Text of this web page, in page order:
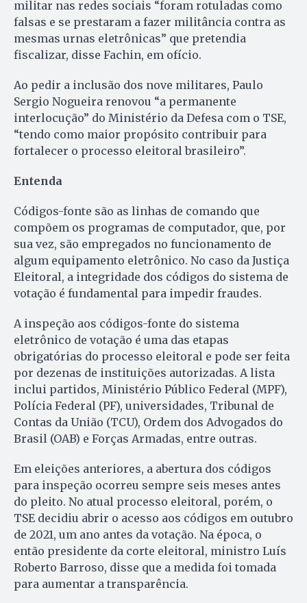
militar nas redes sociais “foram rotuladas como
falsas e se prestaram a fazer militância contra as
mesmas urnas eletrônicas” que pretendia
fiscalizar, disse Fachin, em ofício.
Ao pedir a inclusão dos nove militares, Paulo
Sergio Nogueira renovou “a permanente
interlocução” do Ministério da Defesa com o TSE,
“tendo como maior propósito contribuir para
fortalecer o processo eleitoral brasileiro”.
Entenda
Códigos-fonte são as linhas de comando que
compõem os programas de computador, que, por
sua vez, são empregados no funcionamento de
algum equipamento eletrônico. No caso da Justiça
Eleitoral, a integridade dos códigos do sistema de
votação é fundamental para impedir fraudes.
A inspeção aos códigos-fonte do sistema
eletrônico de votação é uma das etapas
obrigatórias do processo eleitoral e pode ser feita
por dezenas de instituições autorizadas. A lista
inclui partidos, Ministério Público Federal (MPF),
Polícia Federal (PF), universidades, Tribunal de
Contas da União (TCU), Ordem dos Advogados do
Brasil (OAB) e Forças Armadas, entre outras.
Em eleições anteriores, a abertura dos códigos
para inspeção ocorreu sempre seis meses antes
do pleito. No atual processo eleitoral, porém, o
TSE decidiu abrir o acesso aos códigos em outubro
de 2021, um ano antes da votação. Na época, o
então presidente da corte eleitoral, ministro Luís
Roberto Barroso, disse que a medida foi tomada
para aumentar a transparência.